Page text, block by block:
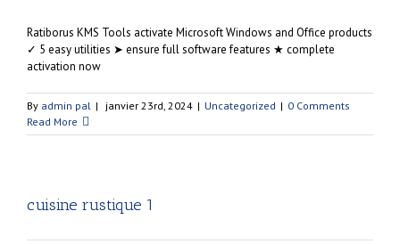
Ratiborus KMS Tools activate Microsoft Windows and Office products
✓ 5 easy utilities ➤ ensure full software features ★ complete
activation now
By admin pal | janvier 23rd, 2024 | Uncategorized | 0 Comments
Read More
cuisine rustique 1